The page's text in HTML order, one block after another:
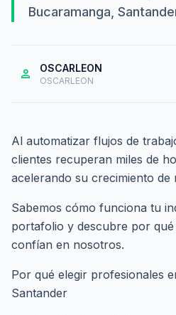
Bucaramanga,
person OSCARLEON
OSCARLEON
Al automatizar flujos de
clientes recuperan miles de
acelerando su crecimiento de
Sabemos cómo funciona tu
portafolio y descubre por
confían en nosotros.
Por qué elegir profesionales
Santander